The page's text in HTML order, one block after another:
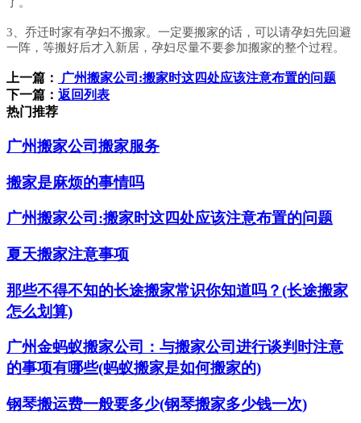
3、乔迁时家有孕妇不搬家。一定要搬家的话，可以请孕妇先回避
一阵，等搬好后才入新居，孕妇尽量不要参加搬家的整个过程。
上一篇：
广州搬家公司:搬家时这四处应该注意布置的问题
下一篇： 返回列表
热门推荐
广州搬家公司搬家服务
搬家是麻烦的事情吗
广州搬家公司:搬家时这四处应该注意布置的问题
夏天搬家注意事项
那些不得不知的长途搬家常识你知道吗？(长途搬家
怎么划算)
广州金蚂蚁搬家公司：与搬家公司进行谈判时注意
的事项有哪些(蚂蚁搬家是如何搬家的)
钢琴搬运费一般要多少(钢琴搬家多少钱一次)